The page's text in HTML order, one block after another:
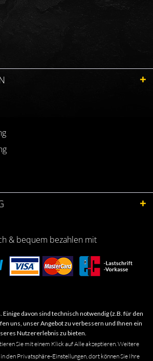
& bequem bezahlen mit
​Letzte Aktualisierung: 06.2026
davon sind technisch notwendig (z.B. für den
uns, unser Angebot zu verbessern und Ihnen ein
Nutzererlebnis zu bieten.
Sie mit einem Klick auf Alle akzeptieren. Weitere
den Privatsphäre-Einstellungen, dort können Sie Ihre